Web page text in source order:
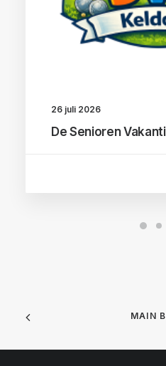
26 juli 2026
De Senioren
MAIN